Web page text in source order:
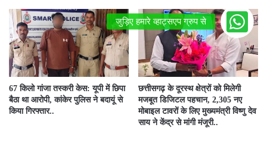
67 किलो गांजा तस्करी केस: यूपी में छिपा
बैठा था आरोपी, कांकेर पुलिस ने बदायूं से
किया गिरफ्तार..
छत्तीसगढ़ के दूरस्थ क्षेत्रों को मिलेगी
मजबूत डिजिटल पहचान, 2,305 नए
मोबाइल टावरों के लिए मुख्यमंत्री विष्णु देव
साय ने केंद्र से मांगी मंजूरी..